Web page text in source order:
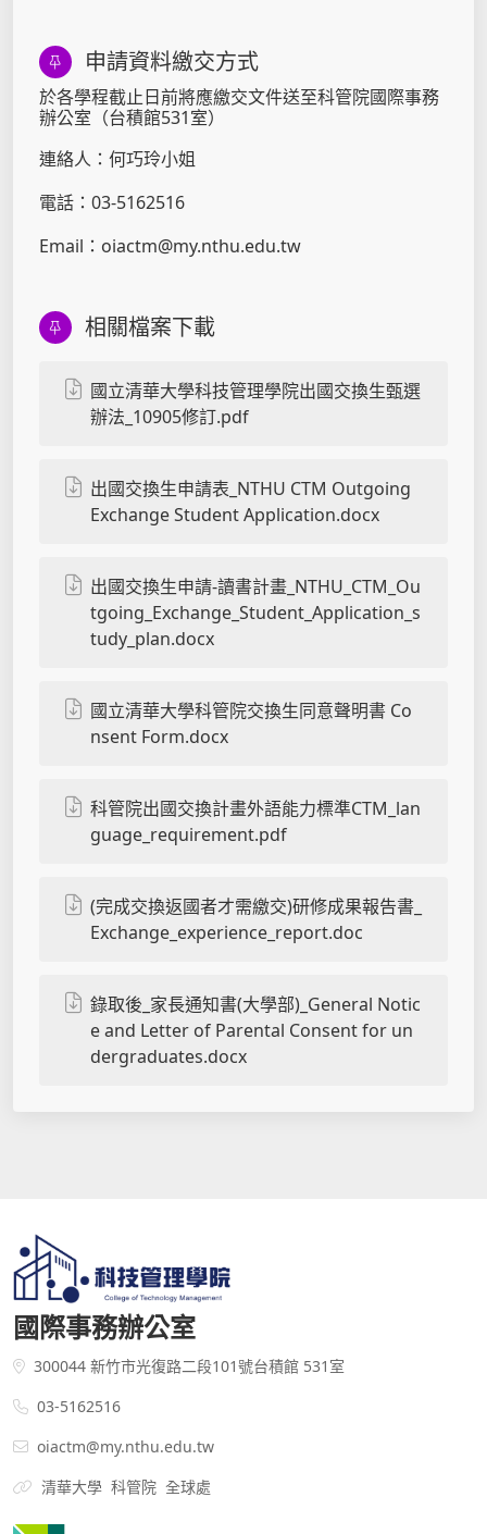
申請資料繳交方式
於各學程截止日前將應繳交文件送至科管院國際事務
辦公室（台積館531室）
連絡人：何巧玲小姐
電話：03-5162516
Email：oiactm@my.nthu.edu.tw
相關檔案下載
國立清華大學科技管理學院出國交換生甄選
辦法_10905修訂.pdf
出國交換生申請表_NTHU CTM Outgoing
Exchange Student Application.docx
出國交換生申請-讀書計畫_NTHU_CTM_Ou
tgoing_Exchange_Student_Application_s
tudy_plan.docx
國立清華大學科管院交換生同意聲明書 Co
nsent Form.docx
科管院出國交換計畫外語能力標準CTM_lan
guage_requirement.pdf
(完成交換返國者才需繳交)研修成果報告書_
Exchange_experience_report.doc
錄取後_家長通知書(大學部)_General Notic
e and Letter of Parental Consent for un
dergraduates.docx
國際事務辦公室
300044 新竹市光復路二段101號台積館 531室
03-5162516
oiactm@my.nthu.edu.tw
清華大學 科管院 全球處